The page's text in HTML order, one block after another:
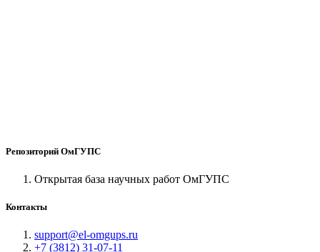
Репозиторий ОмГУПС
Открытая база научных работ ОмГУПС
Контакты
support@el-omgups.ru
+7 (3812) 31-07-11